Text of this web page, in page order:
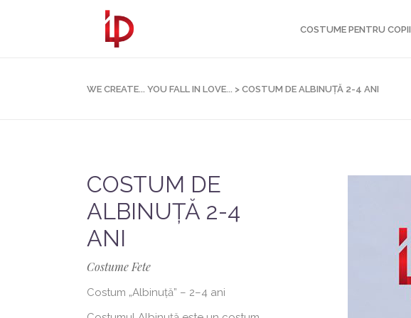
COSTUME PENTRU COPII
WE CREATE... YOU FALL IN LOVE... > COSTUM DE ALBINUȚĂ 2-4 ANI
COSTUM DE
ALBINUȚĂ 2-4
ANI
Costume Fete
Costum „Albinuță” – 2–4 ani